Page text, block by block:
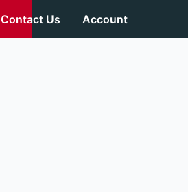
Contact Us Account